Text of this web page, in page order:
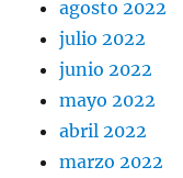
agosto 2022
julio 2022
junio 2022
mayo 2022
abril 2022
marzo 2022